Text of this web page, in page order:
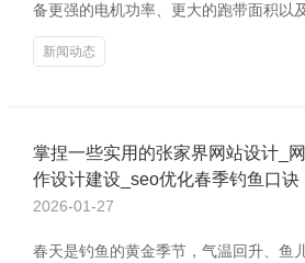
备更强的电机功率、更大的跑带面积以
新闻动态
掌捏一些实用的张家界网站设计_
作设计建设_seo优化春季钓鱼口诀
2026-01-27
春天是钓鱼的黄金季节，气温回升、鱼